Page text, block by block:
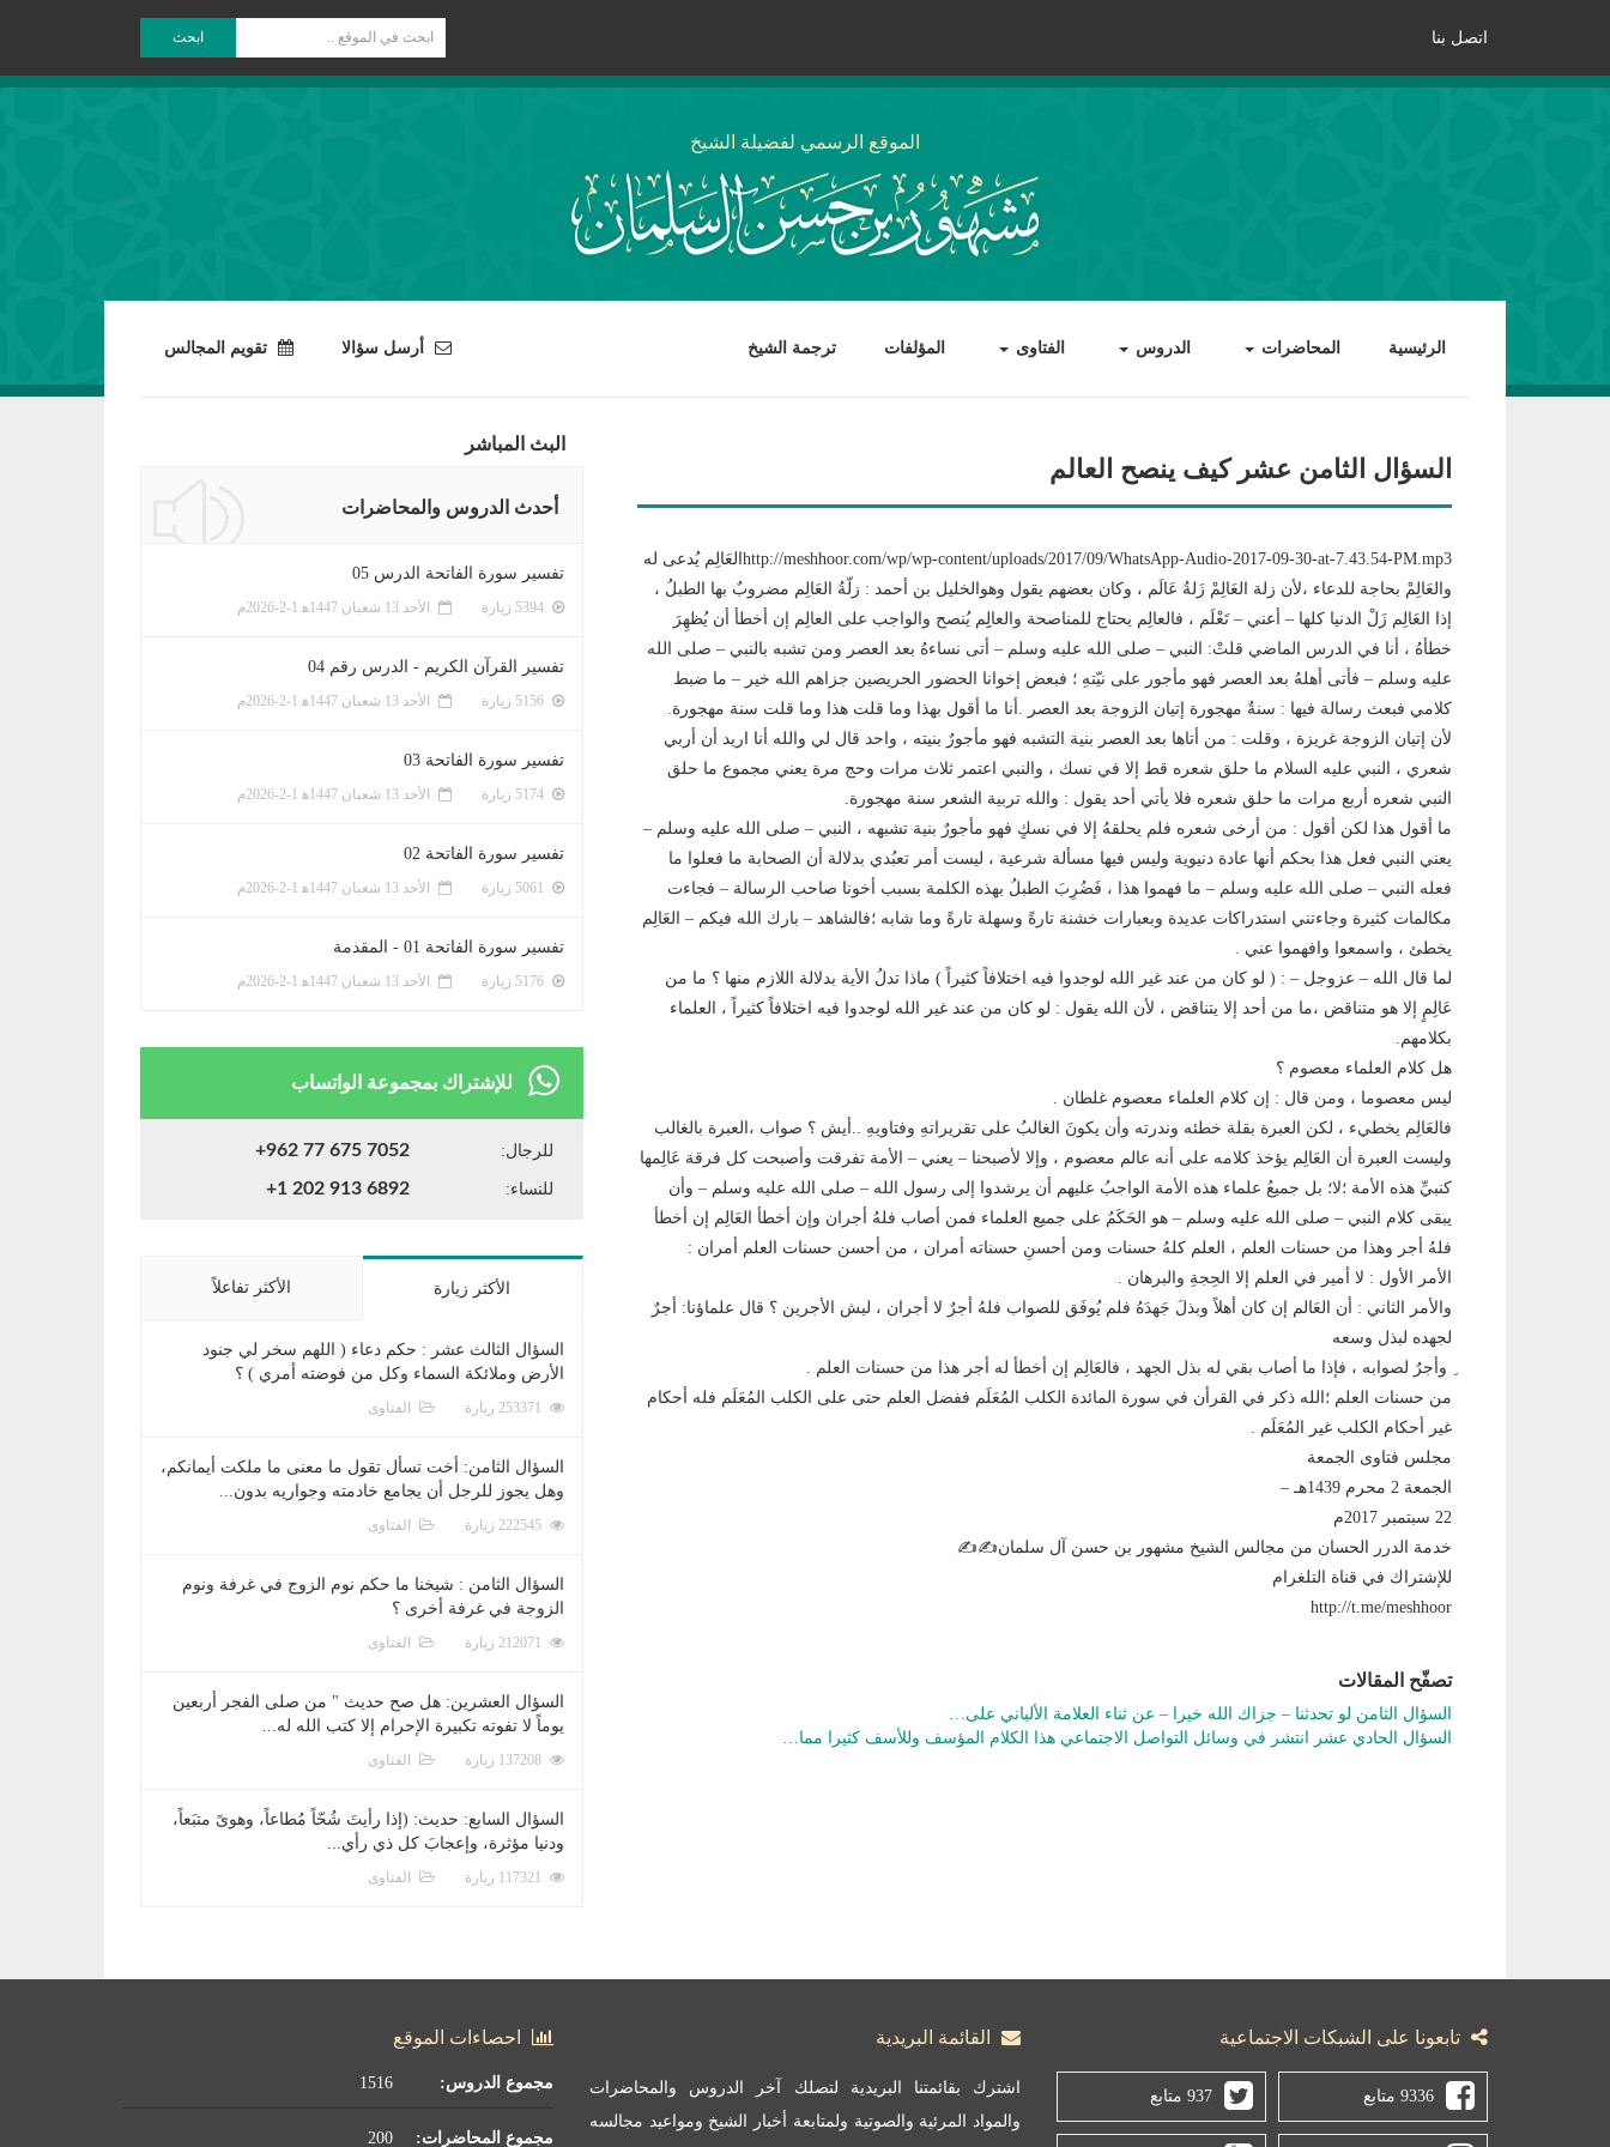
اتصل بنا ابحث
الموقع الرسمي لفضيلة الشيخ
الرئيسية المحاضرات الدروس الفتاوى المؤلفات ترجمة الشيخ أرسل سؤالا تقويم المجالس
السؤال الثامن عشر كيف ينصح العالم
http://meshhoor.com/wp/wp-content/uploads/2017/09/WhatsApp-Audio-2017-09-30-at-7.43.54-PM.mp3العَالِم يُدعى له
والعَالِمْ بحاجة للدعاء ،لأن زلة العَالِمْ زَلةُ عَالَم ، وكان بعضهم يقول وهوالخليل بن أحمد : زلّةُ العَالِم مضروبٌ بها الطبلُ ،
إذا العَالِم زَلْ الدنيا كلها – أعني – تَعْلَم ، فالعالِم يحتاج للمناصحة والعالِِم يُنصح والواجب على العالِم إن أخطأ أن يُظهِرَ
خطأهُ ، أنا في الدرس الماضي قلتْ: النبي – صلى الله عليه وسلم – أتى نساءهُ بعد العصر ومن تشبه بالنبي – صلى الله
عليه وسلم – فأتى أهلهُ بعد العصر فهو مأجور على نيّتهِ ؛ فبعض إخوانا الحضور الحريصين جزاهم الله خير – ما ضبط
كلامي فبعث رسالة فيها : سنةٌ مهجورة إتيان الزوجة بعد العصر .أنا ما أقول بهذا وما قلت هذا وما قلت سنة مهجورة.
لأن إتيان الزوجة غريزة ، وقلت : من أتاها بعد العصر بنية التشبه فهو مأجورٌ بنيته ، واحد قال لي والله أنا اريد أن أربي
شعري ، النبي عليه السلام ما حلق شعره قط إلا في نسك ، والنبي اعتمر ثلاث مرات وحج مرة يعني مجموع ما حلق
النبي شعره أربع مرات ما حلق شعره فلا يأتي أحد يقول : والله تربية الشعر سنة مهجورة.
ما أقول هذا لكن أقول : من أرخى شعره فلم يحلقهُ إلا في نسكٍ فهو مأجورٌ بنية تشبهه ، النبي – صلى الله عليه وسلم –
يعني النبي فعل هذا بحكم أنها عادة دنيوية وليس فيها مسألة شرعية ، ليست أمر تعبُدي بدلالة أن الصحابة ما فعلوا ما
فعله النبي – صلى الله عليه وسلم – ما فهموا هذا ، فَضُرِبَ الطبلُ بهذه الكلمة بسبب أخونا صاحب الرسالة – فجاءت
مكالمات كثيرة وجاءتني استدراكات عديدة وبعبارات خشنة تارةً وسهلة تارةً وما شابه ؛فالشاهد – بارك الله فيكم – العَالِم
يخطئ ، واسمعوا وافهموا عني .
لما قال الله – عزوجل – : ( لو كان من عند غير الله لوجدوا فيه اختلافاً كثيراً ) ماذا تدلُ الأية بدلالة اللازم منها ؟ ما من
عَالِمٍ إلا هو متناقض ،ما من أحد إلا يتناقض ، لأن الله يقول : لو كان من عند غير الله لوجدوا فيه اختلافاً كثيراً ، العلماء
بكلامهم.
هل كلام العلماء معصوم ؟
ليس معصوما ، ومن قال : إن كلام العلماء معصوم غلطان .
فالعَالِم يخطيء ، لكن العبرة بقلة خطئه وندرته وأن يكونَ الغالبُ على تقريراتهِ وفتاويهِ ..أيش ؟ صواب ،العبرة بالغالب
وليست العبرة أن العَالِم يؤخذ كلامه على أنه عالم معصوم ، وإلا لأصبحنا – يعني – الأمة تفرقت وأصبحت كل فرقة عَالِمها
كنبيِّ هذه الأمة ؛لا؛ بل جميعُ علماء هذه الأمة الواجبُ عليهم أن يرشدوا إلى رسول الله – صلى الله عليه وسلم – وأن
يبقى كلام النبي – صلى الله عليه وسلم – هو الحَكَمُ على جميع العلماء فمن أصاب فلهُ أجران وإن أخطأ العَالِم إن أخطأ
فلهُ أجر وهذا من حسنات العلم ، العلم كلهُ حسنات ومن أحسنِ حسناته أمران ، من أحسن حسنات العلم أمران :
الأمر الأول : لا أمير في العلم إلا الحِجةِ والبرهان .
والأمر الثاني : أن العَالم إن كان أهلاً وبذلَ جَهدَهُ فلم يُوفَق للصواب فلهُ أجرٌ لا أجران ، ليش الأجرين ؟ قال علماؤنا: أجرٌ
لجهده لبذل وسعه
ِ وأجرٌ لصوابه ، فإذا ما أصاب بقي له بذل الجهد ، فالعَالِم إن أخطأ له أجر هذا من حسنات العلم .
من حسنات العلم ؛الله ذكر في القرأن في سورة المائدة الكلب المُعَلَم ففضل العلم حتى على الكلب المُعَلَم فله أحكام
غير أحكام الكلب غير المُعَلَم .
مجلس فتاوى الجمعة
الجمعة 2 محرم 1439هـ –
22 سبتمبر 2017م
خدمة الدرر الحسان من مجالس الشيخ مشهور بن حسن آل سلمان✍✍
للإشتراك في قناة التلغرام
http://t.me/meshhoor
تصفّح المقالات
السؤال الثامن لو تحدثنا – جزاك الله خيرا – عن ثناء العلامة الألباني على…
السؤال الحادي عشر انتشر في وسائل التواصل الاجتماعي هذا الكلام المؤسف وللأسف كثيرا مما…
البث المباشر
أحدث الدروس والمحاضرات
تفسير سورة الفاتحة الدرس 05
الأحد 13 شعبان 1447ﻫ 1-2-2026م
تفسير القرآن الكريم - الدرس رقم 04
الأحد 13 شعبان 1447ﻫ 1-2-2026م
تفسير سورة الفاتحة 03
الأحد 13 شعبان 1447ﻫ 1-2-2026م
تفسير سورة الفاتحة 02
الأحد 13 شعبان 1447ﻫ 1-2-2026م
تفسير سورة الفاتحة 01 - المقدمة
الأحد 13 شعبان 1447ﻫ 1-2-2026م
للإشتراك بمجموعة الواتساب
للرجال: +962 77 675 7052
للنساء: +1 202 913 6892
الأكثر زيارة الأكثر تفاعلاً
السؤال الثالث عشر : حكم دعاء ( اللهم سخر لي جنود
الأرض وملائكة السماء وكل من فوضته أمري ) ؟
الفتاوى
السؤال الثامن: أخت تسأل تقول ما معنى ما ملكت أيمانكم،
وهل يجوز للرجل أن يجامع خادمته وجواريه بدون...
الفتاوى
السؤال الثامن : شيخنا ما حكم نوم الزوج في غرفة ونوم
الزوجة في غرفة أخرى ؟
الفتاوى
السؤال العشرين: هل صح حديث " من صلى الفجر أربعين
يوماً لا تفوته تكبيرة الإحرام إلا كتب الله له...
الفتاوى
السؤال السابع: حديث: (إذا رأيتَ شُحّاً مُطاعاً، وهوىً متبَعاً،
ودنيا مؤثرة، وإعجابَ كل ذي رأي...
الفتاوى
تابعونا على الشبكات الاجتماعية
9336 متابع 937 متابع
القائمة البريدية
اشترك بقائمتنا البريدية لتصلك آخر الدروس والمحاضرات
والمواد المرئية والصوتية ولمتابعة أخبار الشيخ ومواعيد مجالسه
احصاءات الموقع
مجموع الدروس:
مجموع المحاضرات: